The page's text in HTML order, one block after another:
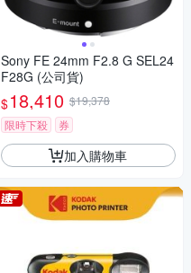
Sony FE 24mm F2.8 G SEL24
F28G (公司貨)
$18,410 $19,378
限時下殺
券
加入購物車